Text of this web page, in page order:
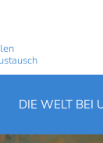
DIE WELT BEI